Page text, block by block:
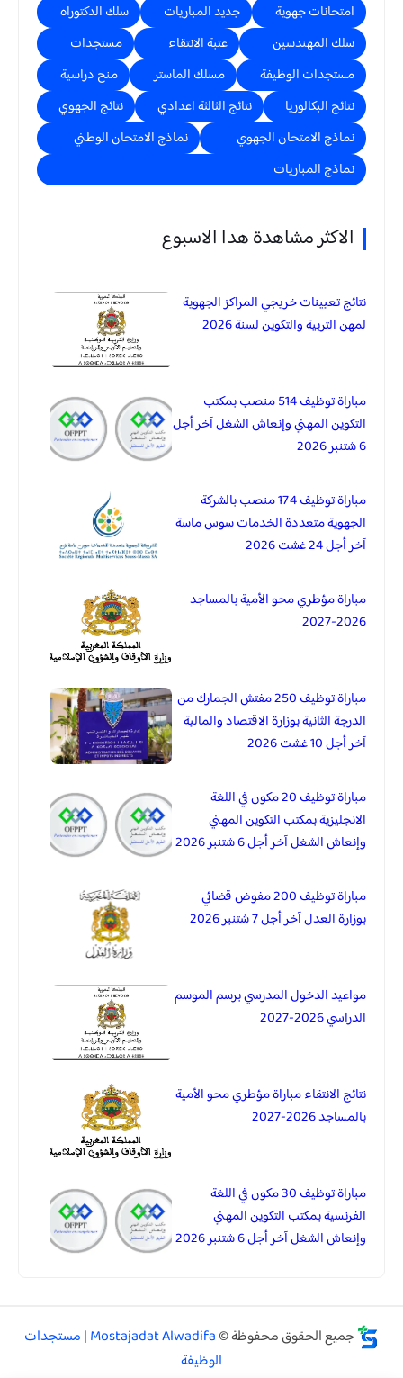
امتحانات جهوية
جديد المباريات
سلك الدكتوراه
سلك المهندسين
عتبة الانتقاء
مستجدات
مستجدات الوظيفة
مسلك الماستر
منح دراسية
نتائج البكالوريا
نتائج الثالثة اعدادي
نتائج الجهوي
نماذج الامتحان الجهوي
نماذج الامتحان الوطني
نماذج المباريات
الاكثر مشاهدة هدا الاسبوع
نتائج تعيينات خريجي المراكز الجهوية
لمهن التربية والتكوين لسنة 2026
مباراة توظيف 514 منصب بمكتب
التكوين المهني وإنعاش الشغل آخر أجل
6 شتنبر 2026
مباراة توظيف 174 منصب بالشركة
الجهوية متعددة الخدمات سوس ماسة
آخر أجل 24 غشت 2026
مباراة مؤطري محو الأمية بالمساجد
2026-2027
مباراة توظيف 250 مفتش الجمارك من
الدرجة الثانية بوزارة الاقتصاد والمالية
آخر أجل 10 غشت 2026
مباراة توظيف 20 مكون في اللغة
الانجليزية بمكتب التكوين المهني
وإنعاش الشغل آخر أجل 6 شتنبر 2026
مباراة توظيف 200 مفوض قضائي
بوزارة العدل آخر أجل 7 شتنبر 2026
مواعيد الدخول المدرسي برسم الموسم
الدراسي 2026-2027
نتائج الانتقاء مباراة مؤطري محو الأمية
بالمساجد 2026-2027
مباراة توظيف 30 مكون في اللغة
الفرنسية بمكتب التكوين المهني
وإنعاش الشغل آخر أجل 6 شتنبر 2026
جميع الحقوق محفوظة ©
Mostajadat Alwadifa | مستجدات
الوظيفة